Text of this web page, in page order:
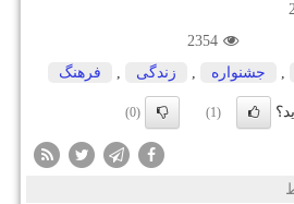
2354
جشنواره زندگی فرهنگ
(1)
(0)